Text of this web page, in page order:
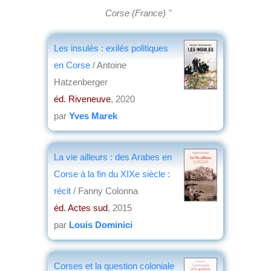
Corse (France) "
Les insulés : exilés politiques
en Corse / Antoine
Hatzenberger
éd. Riveneuve, 2020
par Yves Marek
La vie ailleurs : des Arabes en
Corse à la fin du XIXe siècle :
récit / Fanny Colonna
éd. Actes sud, 2015
par Louis Dominici
Corses et la question coloniale